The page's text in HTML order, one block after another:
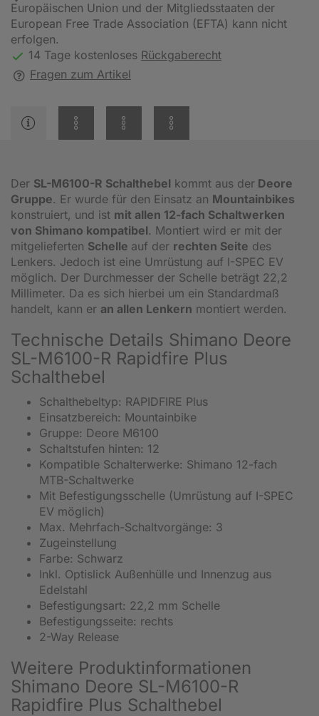
Europäischen Union und der Mitgliedsstaaten der
European Free Trade Association (EFTA) kann nicht
erfolgen.
14 Tage kostenloses Rückgaberecht
Fragen zum Artikel
Der SL-M6100-R Schalthebel kommt aus der Deore
Gruppe. Er wurde für den Einsatz an Mountainbikes
konstruiert, und ist mit allen 12-fach Schaltwerken
von Shimano kompatibel. Montiert wird er mit der
mitgelieferten Schelle auf der rechten Seite des
Lenkers. Jedoch ist eine Umrüstung auf I-SPEC EV
möglich. Der Durchmesser der Schelle beträgt 22,2
Millimeter. Da es sich hierbei um ein Standardmaß
handelt, kann er an allen Lenkern montiert werden.
Technische Details Shimano Deore
SL-M6100-R Rapidfire Plus
Schalthebel
Schalthebeltyp: RAPIDFIRE Plus
Einsatzbereich: Mountainbike
Gruppe: Deore M6100
Schaltstufen hinten: 12
Kompatible Schalterwerke: Shimano 12-fach
MTB-Schaltwerke
Mit Befestigungsschelle (Umrüstung auf I-SPEC
EV möglich)
Max. Mehrfach-Schaltvorgänge: 3
Zugeinstellung
Farbe: Schwarz
Inkl. Optislick Außenhülle und Innenzug aus
Edelstahl
Befestigungsart: 22,2 mm Schelle
Befestigungsseite: rechts
2-Way Release
Weitere Produktinformationen
Shimano Deore SL-M6100-R
Rapidfire Plus Schalthebel